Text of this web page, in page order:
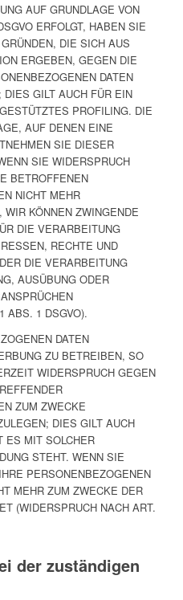
AUF GRUNDLAGE VON
ERFOLGT, HABEN SIE
DIE SICH AUS
ERGEBEN, GEGEN DIE
DATEN
GILT AUCH FÜR EIN
PROFILING. DIE
AUF DENEN EINE
SIE DIESER
SIE WIDERSPRUCH
BETROFFENEN
NICHT MEHR
KÖNNEN ZWINGENDE
DIE VERARBEITUNG
RECHTE UND
DIE VERARBEITUNG
AUSÜBUNG ODER
ABS. 1 DSGVO).
DATEN
ZU BETREIBEN, SO
WIDERSPRUCH GEGEN
ZUM ZWECKE
DIES GILT AUCH
ES MIT SOLCHER
STEHT. WENN SIE
PERSONENBEZOGENEN
MEHR ZUM ZWECKE DER
(WIDERSPRUCH NACH ART.
der zuständigen